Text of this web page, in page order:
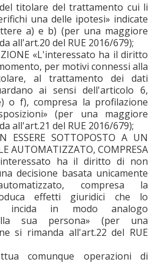
titolare del trattamento cui li
una delle ipotesi» indicate
a) e b) (per una maggiore
all'art.20 del RUE 2016/679);
«L'interessato ha il diritto
per motivi connessi alla
al trattamento dei dati
ai sensi dell'articolo 6,
o f), compresa la profilazione
(per una maggiore
all'art.21 del RUE 2016/679);
SOTTOPOSTO A UN
AUTOMATIZZATO, COMPRESA
ha il diritto di non
decisione basata unicamente
compresa la
effetti giuridici che lo
incida in modo analogo
sua persona» (per una
si rimanda all'art.22 del RUE
comunque operazioni di